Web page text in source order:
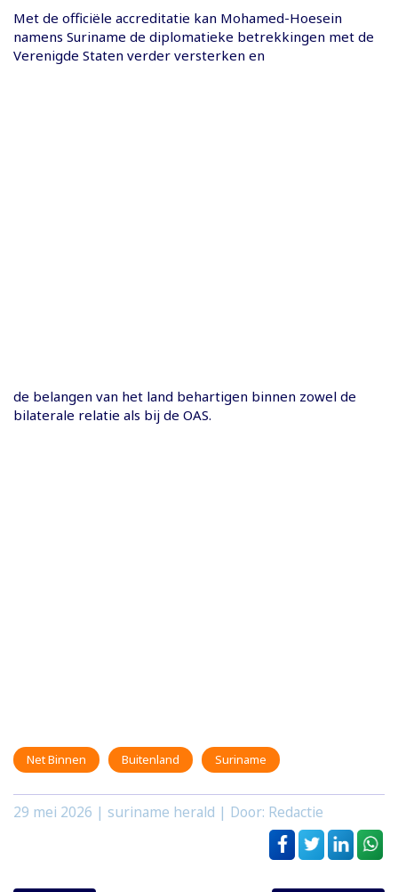
Met de officiële accreditatie kan Mohamed-Hoesein
namens Suriname de diplomatieke betrekkingen met de
Verenigde Staten verder versterken en
de belangen van het land behartigen binnen zowel de
bilaterale relatie als bij de OAS.
Net Binnen Buitenland Suriname
29 mei 2026 | suriname herald | Door: Redactie